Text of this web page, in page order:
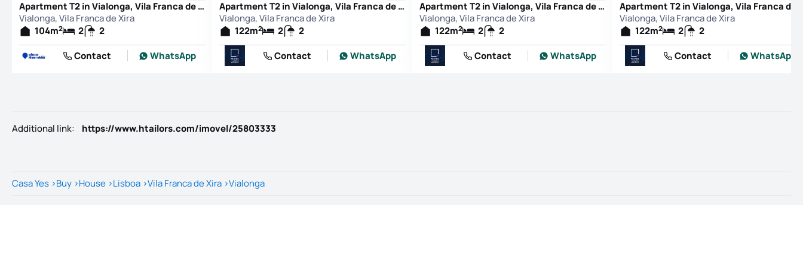
Apartment T2 in Vialonga, Vila Franca de Xira
Vialonga, Vila Franca de Xira
104m2 2
2
Contact
WhatsApp
Apartment T2 in Vialonga, Vila Franca de Xira
Vialonga, Vila Franca de Xira
122m2 2
2
Contact
WhatsApp
Apartment T2 in Vialonga, Vila Franca de Xira
Vialonga, Vila Franca de Xira
122m2 2
2
Contact
WhatsApp
Vialonga, Vila Franca de Xira
122m2 2
2
Contact
WhatsApp
Additional link: https://www.htailors.com/imovel/25803333
Casa Yes >Buy >House >Lisboa >Vila Franca de Xira >Vialonga